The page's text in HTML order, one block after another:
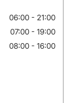
06:00 - 21:00
07:00 - 19:00
08:00 - 16:00